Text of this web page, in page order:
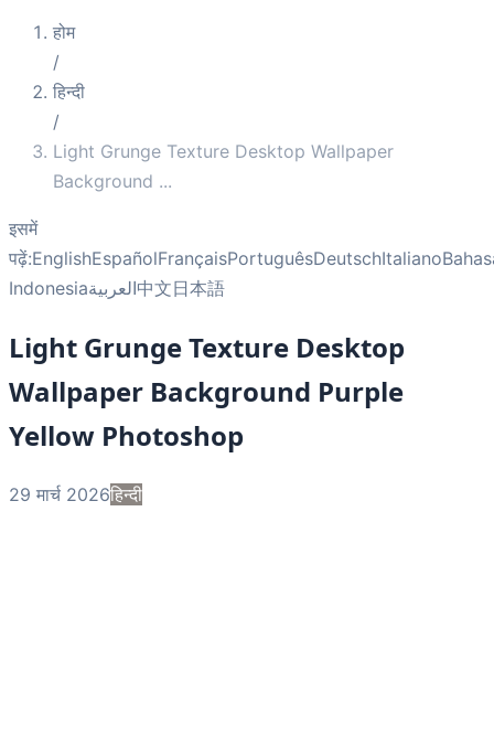
होम
/
हिन्दी
/
Light Grunge Texture Desktop Wallpaper
Background ...
इसमें
पढ़ें:EnglishEspañolFrançaisPortuguêsDeutschItaliano
Indonesiaالعربية中文日本語
Light Grunge Texture Desktop
Wallpaper Background Purple
Yellow Photoshop
29 मार्च 2026हिन्दी